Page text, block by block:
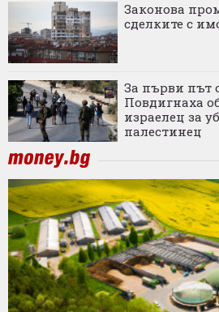
Законова
сделките с
За първи път
Повдигнаха
израелец за
палестинец